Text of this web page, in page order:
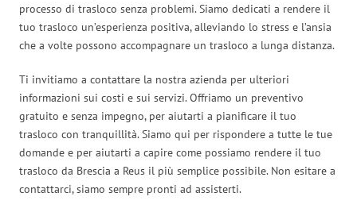
processo di trasloco senza problemi. Siamo dedicati a rendere il
tuo trasloco un’esperienza positiva, alleviando lo stress e l’ansia
che a volte possono accompagnare un trasloco a lunga distanza.
Ti invitiamo a contattare la nostra azienda per ulteriori
informazioni sui costi e sui servizi. Offriamo un preventivo
gratuito e senza impegno, per aiutarti a pianificare il tuo
trasloco con tranquillità. Siamo qui per rispondere a tutte le tue
domande e per aiutarti a capire come possiamo rendere il tuo
trasloco da Brescia a Reus il più semplice possibile. Non esitare a
contattarci, siamo sempre pronti ad assisterti.